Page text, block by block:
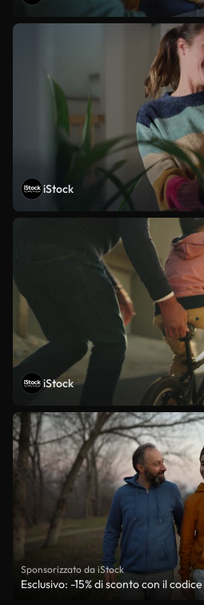
iStock
iStock
Sponsorizzato da iStock
Esclusivo: -15% di sconto con il codice